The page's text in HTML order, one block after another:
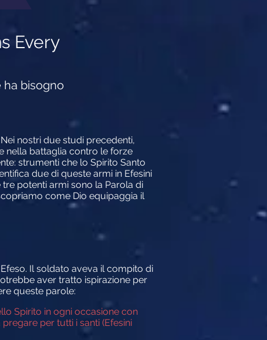
Every
ha bisogno
nostri due studi precedenti,
nella battaglia contro le forze
strumenti che lo Spirito Santo
due di queste armi in Efesini
potenti armi sono la Parola di
come Dio equipaggia il
Il soldato aveva il compito di
aver tratto ispirazione per
queste parole:
Spirito in ogni occasione con
per tutti i santi (Efesini